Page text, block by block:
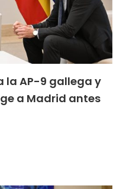
la AP-9 gallega y
a Madrid antes